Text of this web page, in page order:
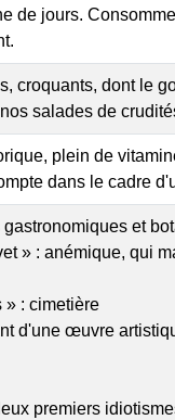
de jours.
croquants, dont le
salades de
plein de
dans le cadre
et
» : anémique, qui
» : cimetière
d'une œuvre
premiers